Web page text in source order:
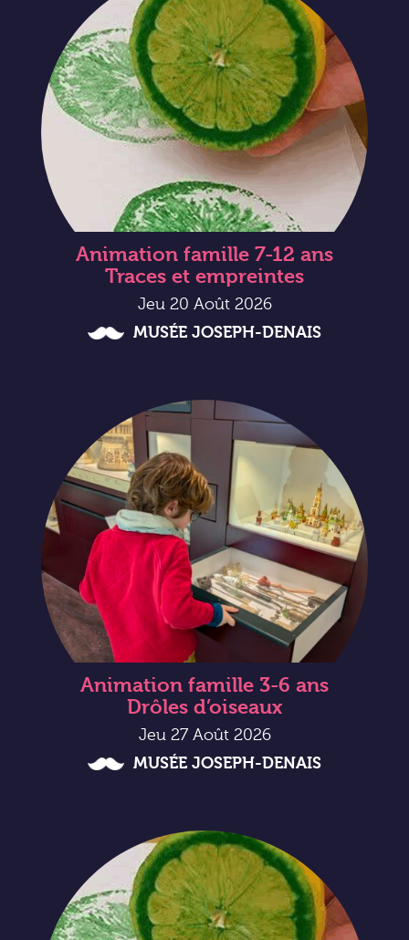
Animation famille 7-12 ans
Traces et empreintes
Jeu 20 Août 2026
MUSÉE JOSEPH-DENAIS
Animation famille 3-6 ans
Drôles d’oiseaux
Jeu 27 Août 2026
MUSÉE JOSEPH-DENAIS